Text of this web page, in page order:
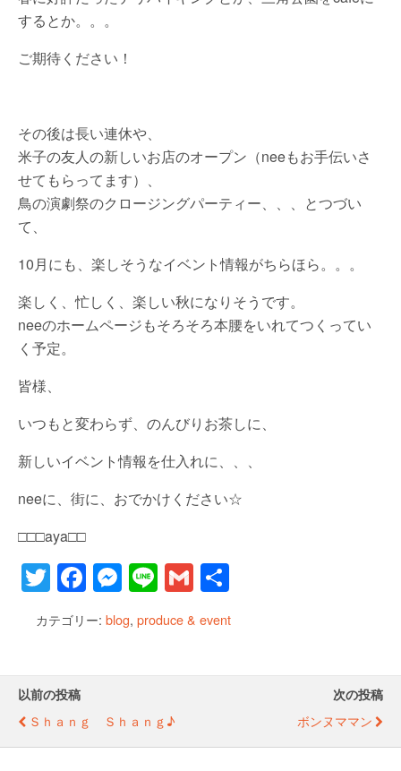
するとか。。。
ご期待ください！
その後は長い連休や、
米子の友人の新しいお店のオープン（neeもお手伝いさ
せてもらってます）、
鳥の演劇祭のクロージングパーティー、、、とつづい
て、
10月にも、楽しそうなイベント情報がちらほら。。。
楽しく、忙しく、楽しい秋になりそうです。
neeのホームページもそろそろ本腰をいれてつくってい
く予定。
皆様、
いつもと変わらず、のんびりお茶しに、
新しいイベント情報を仕入れに、、、
neeに、街に、おでかけください☆
□□□aya□□
T
wi
tt
F
a
c
o
o
M
e
ss
g
er
Li
n
e
G
m
ail
有
カテゴリー: blog, produce & event
以前の投稿
Ｓｈａｎｇ Ｓｈａｎｇ♪
次の投稿
ボンヌママン